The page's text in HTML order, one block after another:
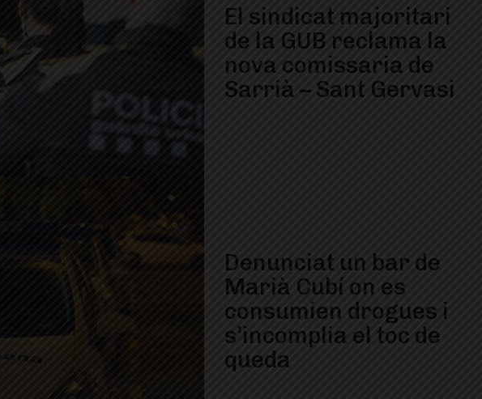
El sindicat majoritari
de la GUB reclama la
nova comissaria de
Sarrià – Sant Gervasi
Denunciat un bar de
Marià Cubí on es
consumien drogues i
s’incomplia el toc de
queda